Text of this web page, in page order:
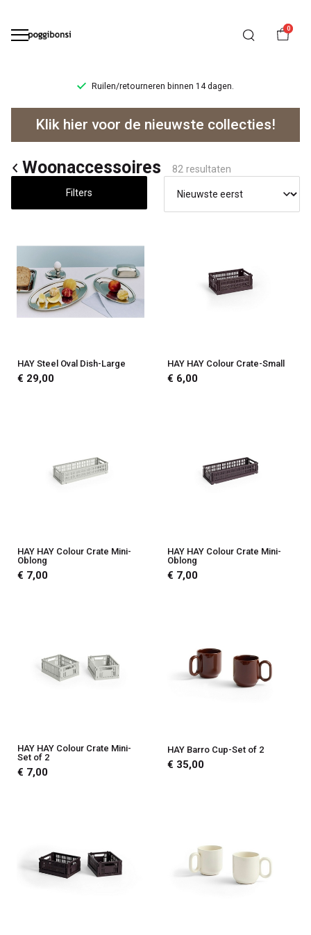
0
Ruilen/retourneren binnen 14 dagen.
Woonaccessoires
Poggibonsi
Klik hier voor de nieuwste collecties!
Woonaccessoires 82 resultaten
Filters
HAY Steel Oval Dish-Large
€ 29,00
HAY HAY Colour Crate-Small
€ 6,00
HAY HAY Colour Crate Mini-
Oblong
€ 7,00
HAY HAY Colour Crate Mini-
Oblong
€ 7,00
HAY HAY Colour Crate Mini-
Set of 2
€ 7,00
HAY Barro Cup-Set of 2
€ 35,00